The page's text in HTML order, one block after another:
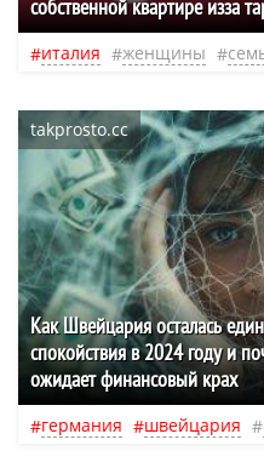
собственной квартире изза
италия женщины
takprosto.cc
Как Швейцария осталась
спокойствия в 2024 году и
ожидает финансовый крах
германия швейцария